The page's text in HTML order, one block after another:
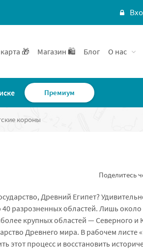
🎁 Магазин 🛍️ Блог О нас
Премиум
короны
Поделитесь
Древний Египет?
разрозненных областей. Лишь
крупных областей — Северного
Древнего мира. В рабочем листе
этот процесс и восстановить